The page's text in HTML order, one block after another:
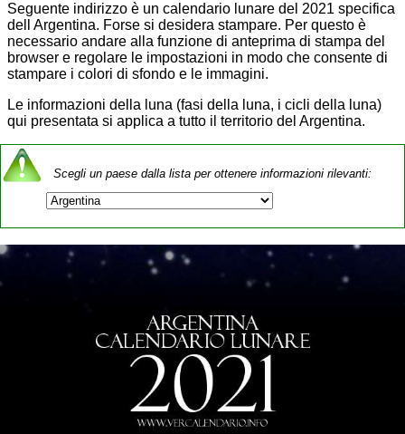
Seguente indirizzo è un calendario lunare del 2021 specifica
dell Argentina. Forse si desidera stampare. Per questo è
necessario andare alla funzione di anteprima di stampa del
browser e regolare le impostazioni in modo che consente di
stampare i colori di sfondo e le immagini.
Le informazioni della luna (fasi della luna, i cicli della luna)
qui presentata si applica a tutto il territorio del Argentina.
Scegli un paese dalla lista per ottenere informazioni rilevanti: